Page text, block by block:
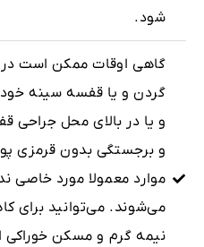
شود.
گاهی اوقات ممکن است
گردن و یا قفسه سینه
و یا در بالای محل
و برجستگی بدون قرمزی
موارد معمولا مورد خاصی
می‌شوند. می‌توانید برای
نیمه گرم و مسکن خوراکی